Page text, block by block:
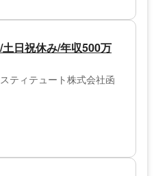
日祝休み/年収500万
ティテュート株式会社函